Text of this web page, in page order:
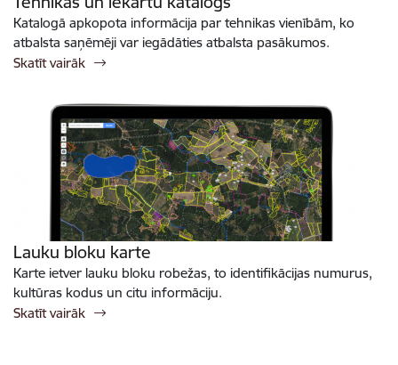
Katalogā apkopota informācija par tehnikas vienībām, ko
atbalsta saņēmēji var iegādāties atbalsta pasākumos.
Skatīt vairāk
Lauku bloku karte
Karte ietver lauku bloku robežas, to identifikācijas numurus,
kultūras kodus un citu informāciju.
Skatīt vairāk